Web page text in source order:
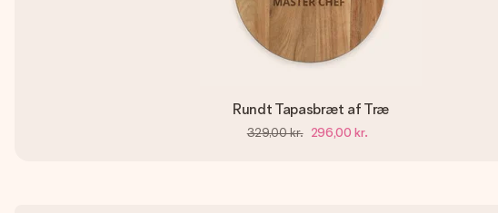
Rundt Tapasbræt af Træ
329,00 kr. 296,00 kr.